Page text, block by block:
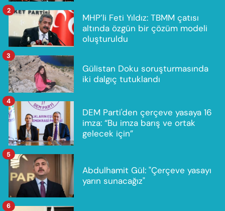
MHP’li Feti Yıldız: TBMM çatısı
altında özgün bir çözüm modeli
oluşturuldu
2
Gülistan Doku soruşturmasında
iki dalgıç tutuklandı
3
DEM Parti'den çerçeve yasaya 16
imza: “Bu imza barış ve ortak
gelecek için”
4
Abdulhamit Gül: "Çerçeve yasayı
yarın sunacağız"
5
6